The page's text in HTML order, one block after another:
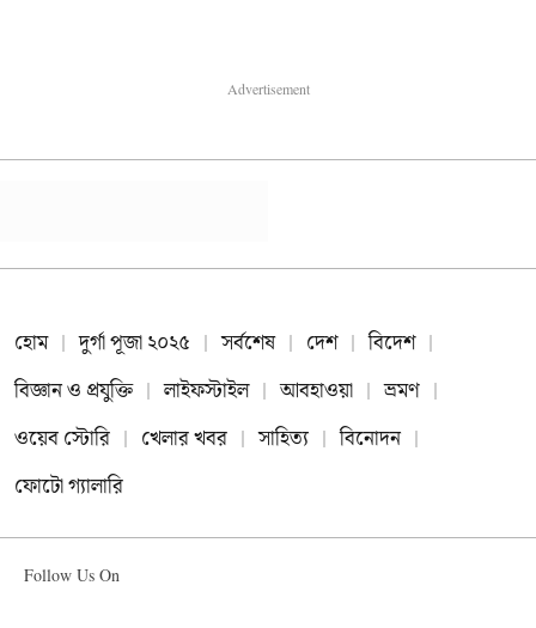
Advertisement
হোম দুর্গা পূজা ২০২৫ সর্বশেষ দেশ
বিদেশ
বিজ্ঞান ও প্রযুক্তি
লাইফস্টাইল আবহাওয়া
ভ্রমণ
ওয়েব স্টোরি
খেলার খবর সাহিত্য
বিনোদন
ফোটো গ্যালারি
Follow Us On